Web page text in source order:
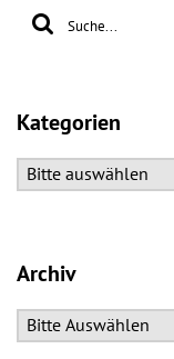
Kategorien
Archiv